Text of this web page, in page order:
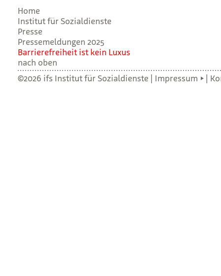
Home
Institut für Sozialdienste
Presse
Pressemeldungen 2025
Bar­rie­re­frei­heit ist kein Luxus
nach oben
©2026 ifs Institut für Sozialdienste | Impressum